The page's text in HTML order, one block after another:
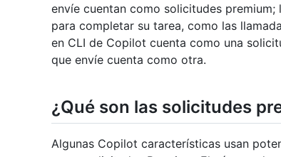
envíe cuentan como solicitudes
para completar su tarea, como las
en CLI de Copilot cuenta como una
que envíe cuenta como otra.
¿Qué son las solicitudes
Algunas Copilot características usan